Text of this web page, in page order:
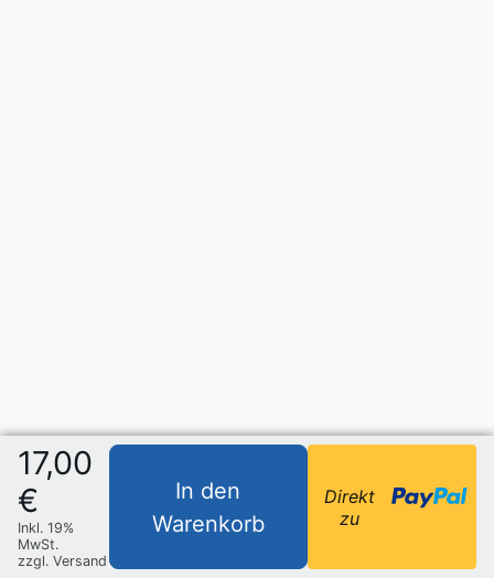
17,00
€
Inkl. 19%
MwSt.
zzgl. Versand
In den
Warenkorb
Direkt
zu